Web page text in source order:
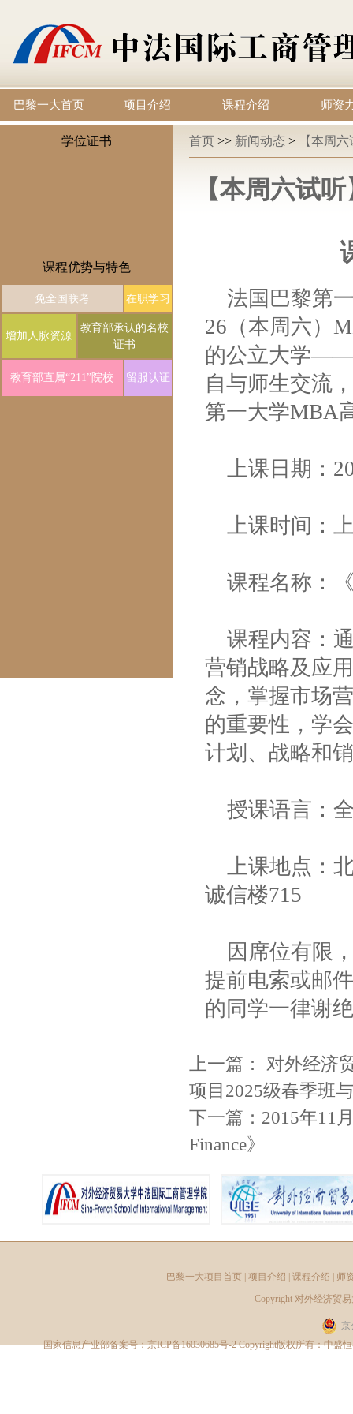
巴黎一大首页 项目介绍 课程介绍 师资
学位证书
课程优势与特色
免全国联考 在职学习
增加人脉资源
教育部承认的名校
证书
教育部直属“211”院校 留服认证
首页 >> 新闻动态 > 【本周
【本周六试
法国巴黎第
26（本周六）
的公立大学――
自与师生交流
第一大学MBA
上课日期：
上课时间：
课程名称：
课程内容：
营销战略及应
念，掌握市场
的重要性，学
计划、战略和
授课语言：
上课地点：
诚信楼715
因席位有限
提前电索或邮
的同学一律谢
上一篇： 对外经济
项目2025级春季班
下一篇： 2015年11
Finance》
巴黎一大项目首页 项目介绍 课程介绍
师
Copyright 对外经济贸
京
国家信息产业部备案号：京ICP备16030685号-2Copyright版权所有：中盛恒